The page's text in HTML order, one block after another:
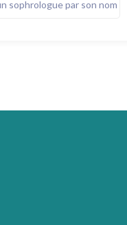
sophrologue par son nom